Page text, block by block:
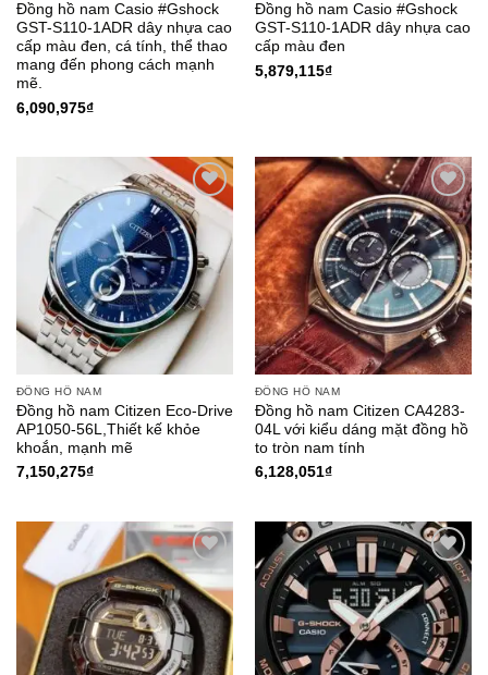
Đồng hồ nam Casio #Gshock
GST-S110-1ADR dây nhựa cao
cấp màu đen, cá tính, thể thao
mang đến phong cách mạnh
mẽ.
6,090,975₫
Đồng hồ nam Casio #Gshock
GST-S110-1ADR dây nhựa cao
cấp màu đen
5,879,115₫
Add to
Wishlist
ĐỒNG HỒ NAM
Đồng hồ nam Citizen Eco-Drive
AP1050-56L,Thiết kế khỏe
khoắn, mạnh mẽ
7,150,275₫
Add to
Wishlist
ĐỒNG HỒ NAM
Đồng hồ nam Citizen CA4283-
04L với kiểu dáng mặt đồng hồ
to tròn nam tính
6,128,051₫
Add to
Wishlist
Add to
Wishlist